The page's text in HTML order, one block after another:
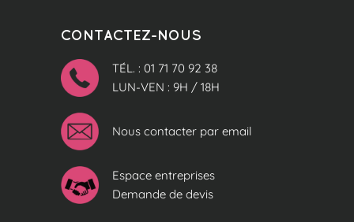
CONTACTEZ-NOUS
TÉL. : 01 71 70 92 38
LUN-VEN : 9H / 18H
Nous contacter par email
Espace entreprises
Demande de devis